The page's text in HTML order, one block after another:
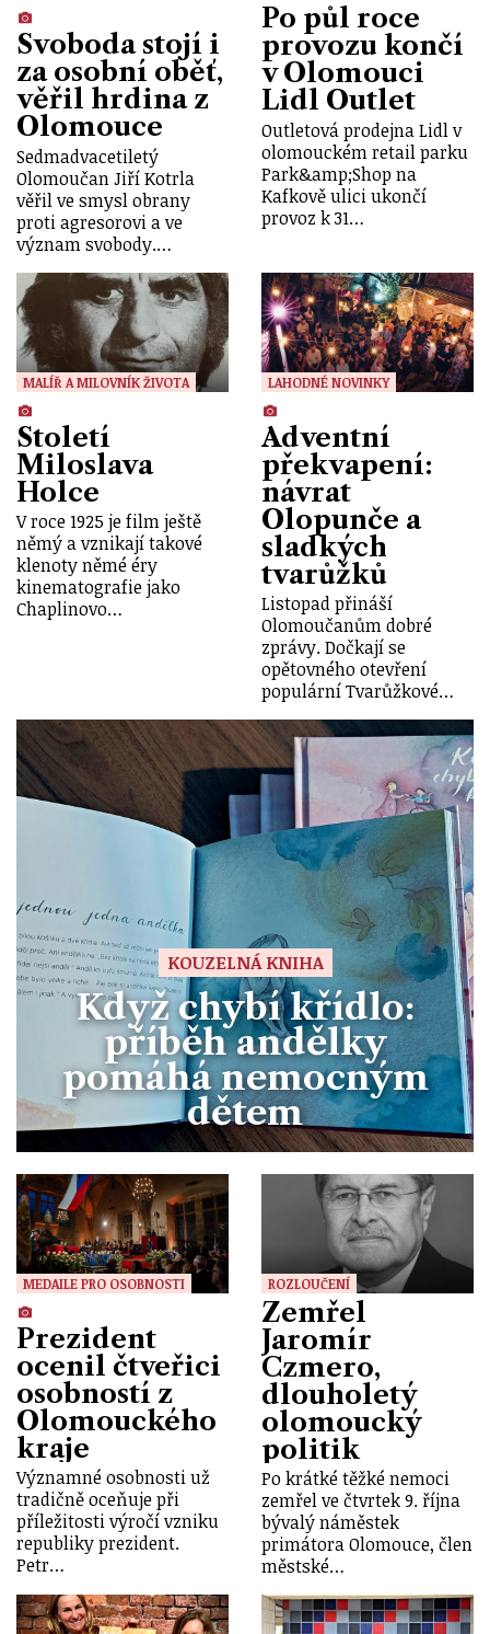
Svoboda stojí i
za osobní oběť,
věřil hrdina z
Olomouce
Sedmadvacetiletý
Olomoučan Jiří Kotrla
věřil ve smysl obrany
proti agresorovi a ve
význam svobody.…
Po půl roce
provozu končí
v Olomouci
Lidl Outlet
Outletová prodejna Lidl v
olomouckém retail parku
Park&amp;Shop na
Kafkově ulici ukončí
provoz k 31…
MALÍŘ A MILOVNÍK ŽIVOTA
Století
Miloslava
Holce
V roce 1925 je film ještě
němý a vznikají takové
klenoty němé éry
kinematografie jako
Chaplinovo…
LAHODNÉ NOVINKY
Adventní
překvapení:
návrat
Olopunče a
sladkých
tvarůžků
Listopad přináší
Olomoučanům dobré
zprávy. Dočkají se
opětovného otevření
populární Tvarůžkové…
KOUZELNÁ KNIHA
Když chybí křídlo:
příběh andělky
pomáhá nemocným
dětem
MEDAILE PRO OSOBNOSTI
Prezident
ocenil čtveřici
osobností z
Olomouckého
kraje
Významné osobnosti už
tradičně oceňuje při
příležitosti výročí vzniku
republiky prezident.
Petr…
ROZLOUČENÍ
Zemřel
Jaromír
Czmero,
dlouholetý
olomoucký
politik
Po krátké těžké nemoci
zemřel ve čtvrtek 9. října
bývalý náměstek
primátora Olomouce, člen
městské…